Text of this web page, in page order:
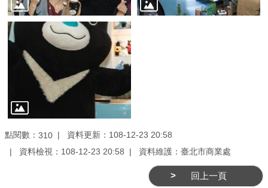
輔
導
介
紹
影
點閱數： 310
資料更新：108-12-23 20:58
資料檢視：108-12-23 20:58
資料維護：臺北市商業處
回上一頁